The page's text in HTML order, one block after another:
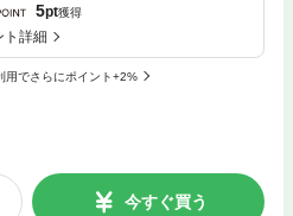
5pt獲得
ト詳細
用でさらにポイント+2%
今すぐ買う